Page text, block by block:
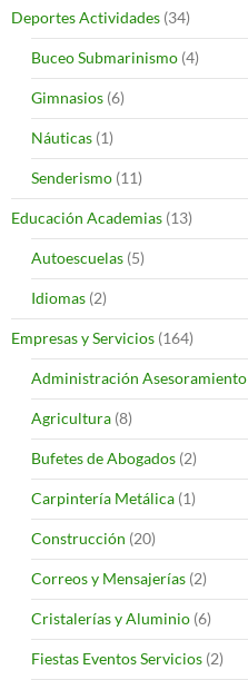
Deportes Actividades (34)
Buceo Submarinismo (4)
Gimnasios (6)
Náuticas (1)
Senderismo (11)
Educación Academias (13)
Autoescuelas (5)
Idiomas (2)
Empresas y Servicios (164)
Administración Asesoramiento
Agricultura (8)
Bufetes de Abogados (2)
Carpintería Metálica (1)
Construcción (20)
Correos y Mensajerías (2)
Cristalerías y Aluminio (6)
Fiestas Eventos Servicios (2)